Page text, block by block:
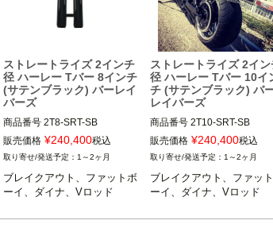
ストレートライズ 2インチ
径 ハーレー Tバー 8インチ
(サテンブラック) バーレイ
バーズ
商品番号 2T8-SRT-SB
販売価格 ¥240,400税込
1～2ヶ月
ブレイクアウト、ファットボ
ーイ、ダイナ、Vロッド
ストレートライズ 2イン
径 ハーレー Tバー 10イ
チ (サテンブラック) バ
レイバーズ
商品番号2T10-SRT-SB
販売価格 ¥240,400税込
1～2ヶ月
ブレイクアウト、ファッ
ーイ、ダイナ、Vロッド